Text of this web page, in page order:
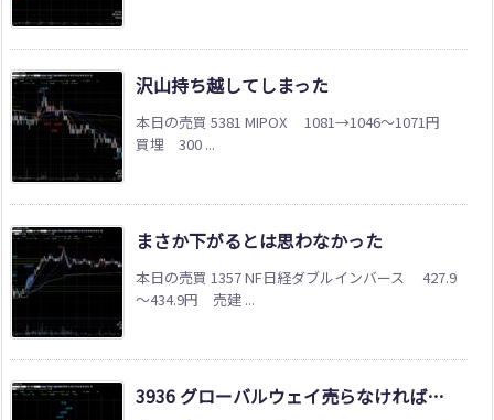
沢山持ち越してしまった
本日の売買 5381 MIPOX 1081→1046～1071円
買埋 300 ...
まさか下がるとは思わなかった
本日の売買 1357 NF日経ダブルインバース 427.9
～434.9円 売建 ...
3936 グローバルウェイ売らなければ…